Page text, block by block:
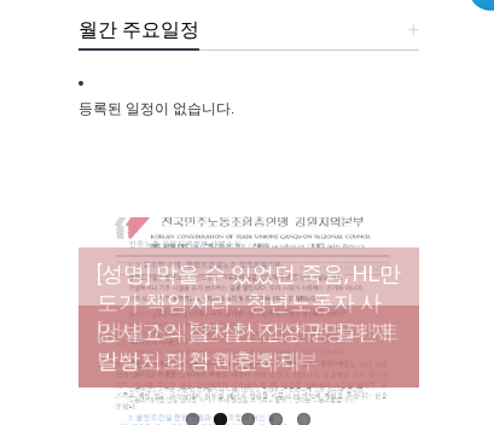
+
월간 주요일정
등록된 일정이 없습니다.
[성명] 막을 수 있었던 죽음, HL만
도가 책임져라 : 청년노동자 사
망사고의 철저한 진상규명과 재
발방지 대책 마련하라
[산별소식] 건설산업연맹 플랜트
건설노조 강원충북지부
[강릉,속초,원주,춘천] 폭염감시
단 사업 이모저모
[조합원☆인터뷰] 서비스연맹 전
국학교비정규직노동조합 강원
지부 김유미 춘천지회장
[본부소식] 강원지역 노동자 합
창단 모임